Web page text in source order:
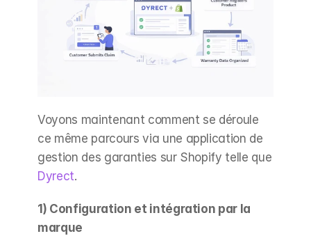
Voyons maintenant comment se déroule
ce même parcours via une application de
Dyrect.
1) Configuration et intégration par la
marque